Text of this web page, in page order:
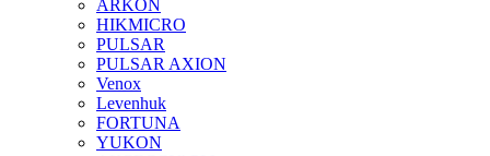
ARKON
HIKMICRO
PULSAR
PULSAR AXION
Venox
Levenhuk
FORTUNA
YUKON